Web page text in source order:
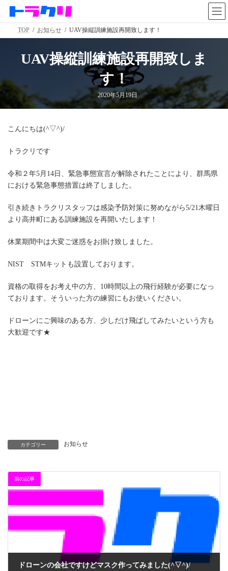
ツ
ッ
プ
シ
移
動
TOP お知らせ UAV操縦訓練施設再開致します！
UAV操縦訓練施設再開致しま
す！
2020年5月19日
こんにちは(^▽^)/
トラクリです
令和２年5月14日、緊急事態宣言が解除されたことにより、群馬県
における緊急事態措置は終了しました。
引き続きトラクリスタッフは感染予防対策に努めながら5/21木曜日
より高井町にある訓練施設を再開いたします！
休業期間中は大変ご迷惑をお掛け致しました。
NIST STMキットも設置しております。
資格の取得をお考え中の方、10時間以上の飛行経験が必要になっ
ております。そういった方の練習にもお使いください。
ドローンにご興味のある方、少しだけ飛ばしてみたいという方も
大歓迎です★
カテゴリー お知らせ
前の記事
ドローンの会社ですけどマスク作ってみました(^▽^)/